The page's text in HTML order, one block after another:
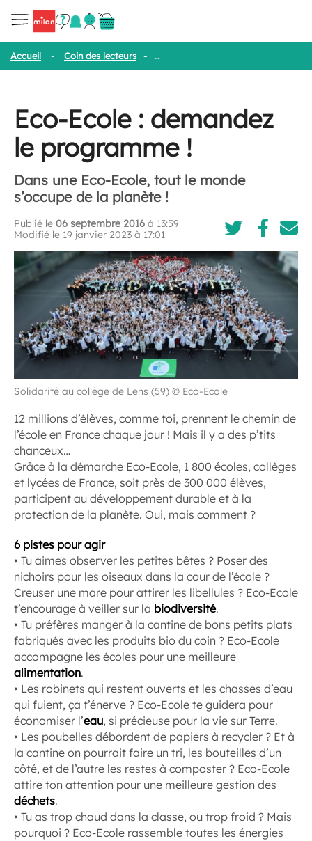
Accueil - Coin des lecteurs - Eco-Ecole : demandez le
Eco-Ecole : demandez
le programme !
Dans une Eco-Ecole, tout le monde
s’occupe de la planète !
Publié le 06 septembre 2016 à 13:59
Modifié le 19 janvier 2023 à 17:01
Solidarité au collège de Lens (59) © Eco-Ecole
12 millions d’élèves, comme toi, prennent le chemin de
l’école en France chaque jour ! Mais il y a des p’tits
chanceux…
Grâce à la démarche Eco-Ecole, 1 800 écoles, collèges
et lycées de France, soit près de 300 000 élèves,
participent au développement durable et à la
protection de la planète. Oui, mais comment ?
6 pistes pour agir
• Tu aimes observer les petites bêtes ? Poser des
nichoirs pour les oiseaux dans la cour de l’école ?
Creuser une mare pour attirer les libellules ? Eco-Ecole
t’encourage à veiller sur la biodiversité.
• Tu préfères manger à la cantine de bons petits plats
fabriqués avec les produits bio du coin ? Eco-Ecole
accompagne les écoles pour une meilleure
alimentation.
• Les robinets qui restent ouverts et les chasses d’eau
qui fuient, ça t’énerve ? Eco-Ecole te guidera pour
économiser l’eau, si précieuse pour la vie sur Terre.
• Les poubelles débordent de papiers à recycler ? Et à
la cantine on pourrait faire un tri, les bouteilles d’un
côté, et de l’autre les restes à composter ? Eco-Ecole
attire ton attention pour une meilleure gestion des
déchets.
• Tu as trop chaud dans la classe, ou trop froid ? Mais
pourquoi ? Eco-Ecole rassemble toutes les énergies